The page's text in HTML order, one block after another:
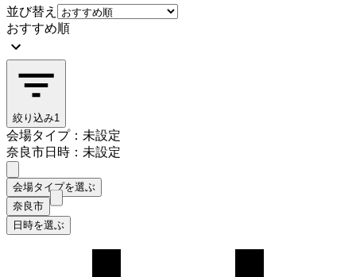
並び替え
おすすめ順
絞り込み1
会場タイプ：未設定
奈良市日時：未設定
会場タイプを選ぶ
奈良市
日時を選ぶ